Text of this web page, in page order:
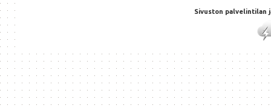
Sivuston palvelintilan